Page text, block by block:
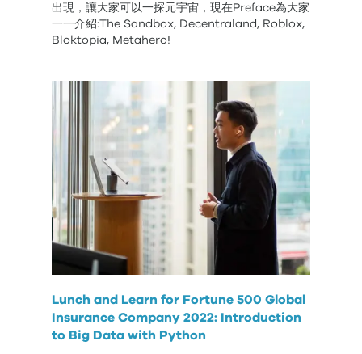
出現，讓大家可以一探元宇宙，現在Preface為大家
一一介紹:The Sandbox, Decentraland, Roblox,
Bloktopia, Metahero!
Lunch and Learn for Fortune 500 Global
Insurance Company 2022: Introduction
to Big Data with Python